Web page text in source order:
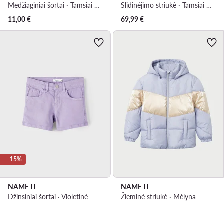
Medžiaginiai šortai · Tamsiai mėlyna
11,00€
Slidinėjimo striukė · Tamsiai mėlyna
69,99€
-15%
NAME IT
Džinsiniai šortai · Violetinė
NAME IT
Žieminė striukė · Mėlyna